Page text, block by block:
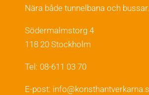
Nära både tunnelbana och bussar.
Södermalmstorg 4
118 20 Stockholm
Tel: 08-611 03 70
E-post: